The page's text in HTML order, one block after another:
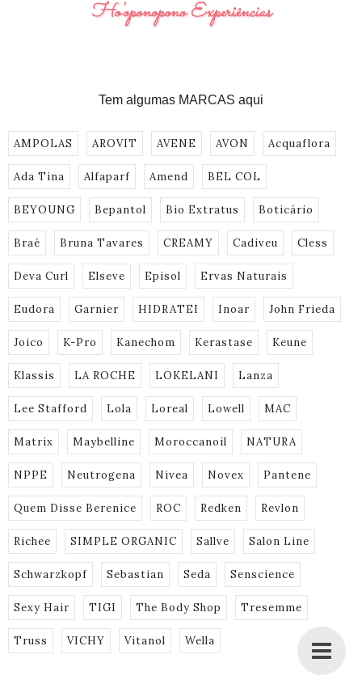
Tem algumas MARCAS aqui
AMPOLAS AROVIT AVENE AVON Acquaflora
Ada Tina Alfaparf Amend BEL COL
BEYOUNG Bepantol Bio Extratus Boticário
Braé Bruna Tavares CREAMY Cadiveu Cless
Deva Curl Elseve Episol Ervas Naturais
Eudora Garnier HIDRATEI Inoar John Frieda
Joico K-Pro Kanechom Kerastase Keune
Klassis LA ROCHE LOKELANI Lanza
Lee Stafford Lola Loreal Lowell MAC
Matrix Maybelline Moroccanoil NATURA
NPPE Neutrogena Nivea Novex Pantene
Quem Disse Berenice ROC Redken Revlon
Richee SIMPLE ORGANIC Sallve Salon Line
Schwarzkopf Sebastian Seda Senscience
Sexy Hair TIGI The Body Shop Tresemme
Truss VICHY Vitanol Wella